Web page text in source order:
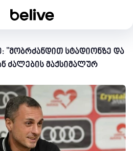
"მობრძანდით სტადიონზე და
ძალების მაქსიმალურ